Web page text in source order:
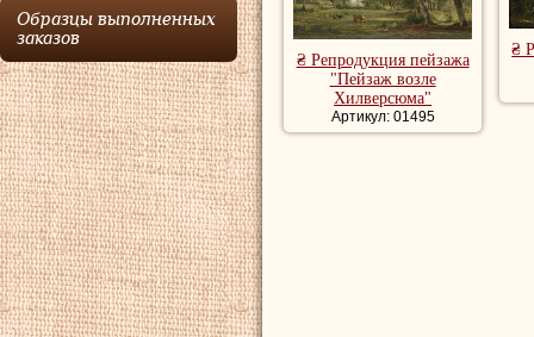
Образцы выполненных
заказов
Рубенсом
Купить
репродукции
художника,
₴ Репродукция пейзажа
"Пейзаж возле
Хилверсюма"
Артикул: 01495
₴